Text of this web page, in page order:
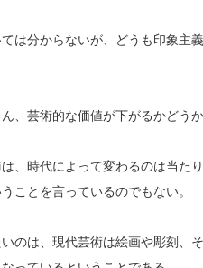
は分からないが、どうも印象主
、芸術的な価値が下がるかどうか
、時代によって変わるのは当た
ことを言っているのでもない。
のは、現代芸術は絵画や彫刻、